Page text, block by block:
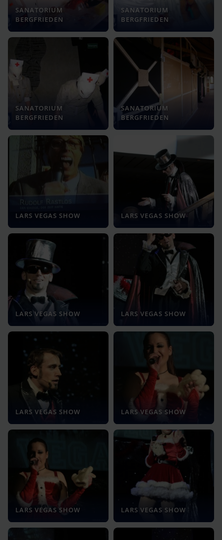
SANATORIUM
BERGFRIEDEN
SANATORIUM
BERGFRIEDEN
SANATORIUM
BERGFRIEDEN
SANATORIUM
BERGFRIEDEN
LARS VEGAS SHOW LARS VEGAS SHOW
LARS VEGAS SHOW LARS VEGAS SHOW
LARS VEGAS SHOW LARS VEGAS SHOW
LARS VEGAS SHOW LARS VEGAS SHOW